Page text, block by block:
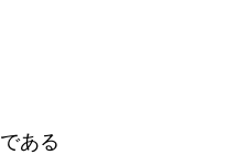
ある